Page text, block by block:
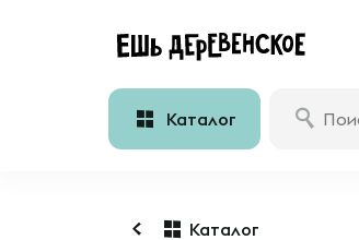
Каталог
Каталог